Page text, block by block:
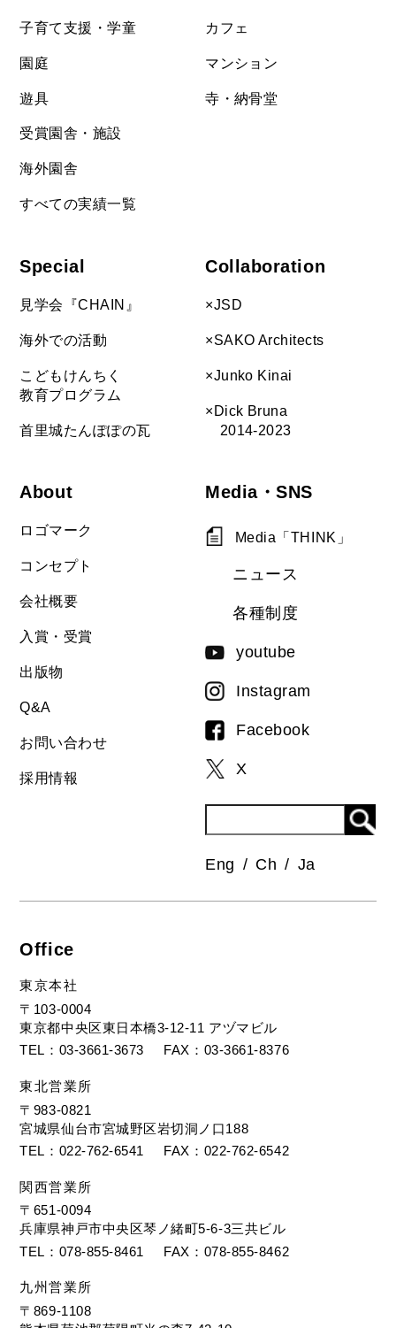
子育て支援・学童
園庭
遊具
受賞園舎・施設
海外園舎
すべての実績一覧
カフェ
マンション
寺・納骨堂
Special
見学会『CHAIN』
海外での活動
こどもけんちく
教育プログラム
首里城たんぽぽの瓦
Collaboration
×JSD
×SAKO Architects
×Junko Kinai
×Dick Bruna
2014-2023
About
ロゴマーク
コンセプト
会社概要
入賞・受賞
出版物
Q&A
お問い合わせ
採用情報
Media・SNS
Media「THINK」
ニュース
各種制度
youtube
Instagram
Facebook
X
Eng Ch Ja
Office
東京本社
〒103-0004
東京都中央区東日本橋3-12-11 アヅマビル
TEL
03-3661-3673 FAX 03-3661-8376
東北営業所
〒983-0821
宮城県仙台市宮城野区岩切洞ノ口188
TEL
022-762-6541 FAX 022-762-6542
関西営業所
〒651-0094
兵庫県神戸市中央区琴ノ緒町5-6-3三共ビル
TEL
078-855-8461 FAX 078-855-8462
九州営業所
〒869-1108